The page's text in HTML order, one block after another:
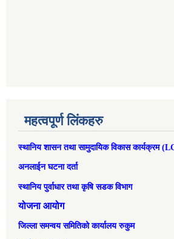
महत्वपूर्ण लिंकहरु
स्थानिय शासन तथा सामुदायिक विकास कार्यक्रम
अनलाईन घटना दर्ता
स्थानिय पुर्वाधार तथा कृषि सडक विभाग
योजना आयोग
जिल्ला समन्वय समितिको कार्यालय रुकुम